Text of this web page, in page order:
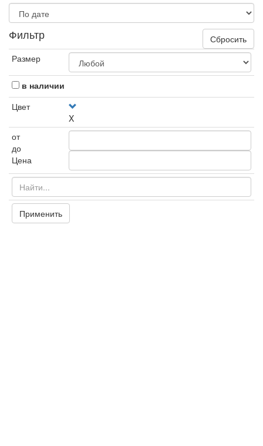
Фильтр
Сбросить
Размер
в наличии
Цвет
X
от
до
Цена
Применить